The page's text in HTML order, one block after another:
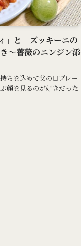
」と「ズッキーニの
～薔薇のニンジン添
ちを込めて父の日プレー
顔を見るのが好きだった